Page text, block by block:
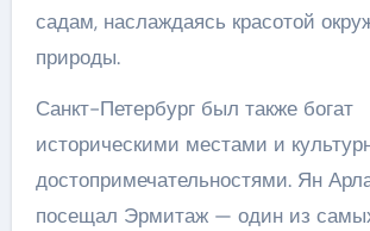
садам, наслаждаясь красотой
природы.
Санкт-Петербург был также богат
историческими местами и
достопримечательностями. Ян
посещал Эрмитаж — один из